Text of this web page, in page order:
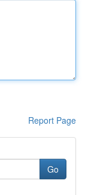
Report Page
Go